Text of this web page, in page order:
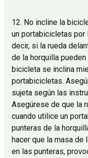
12. No incline la
un portabicicletas por
decir, si la rueda
de la horquilla
bicicleta se inclina
portabicicletas.
sujeta según las
Asegúrese de que la
cuando utilice un
punteras de la
hacer que la masa
en las punteras,